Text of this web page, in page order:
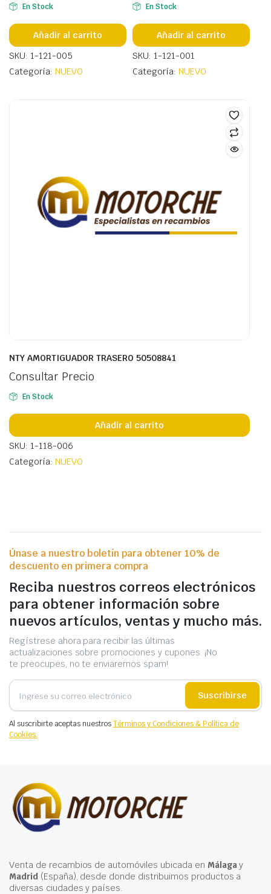
En Stock
Añadir al carrito
SKU: 1-121-005
Categoría: NUEVO
En Stock
Añadir al carrito
SKU: 1-121-001
Categoría: NUEVO
NTY AMORTIGUADOR TRASERO 50508841
Consultar Precio
En Stock
Añadir al carrito
SKU: 1-118-006
Categoría: NUEVO
Únase a nuestro boletín para obtener 10% de
descuento en primera compra
Reciba nuestros correos electrónicos
para obtener información sobre
nuevos artículos, ventas y mucho más.
Regístrese ahora para recibir las últimas
actualizaciones sobre promociones y cupones. ¡No
te preocupes, no te enviaremos spam!
Suscribirse
Al suscribirte aceptas nuestrosTérminos y Condiciones & Política de
Cookies.
Venta de recambios de automóviles ubicada en Málagay
Madrid(España), desde donde distribuimos productos a
diversas ciudades y países.